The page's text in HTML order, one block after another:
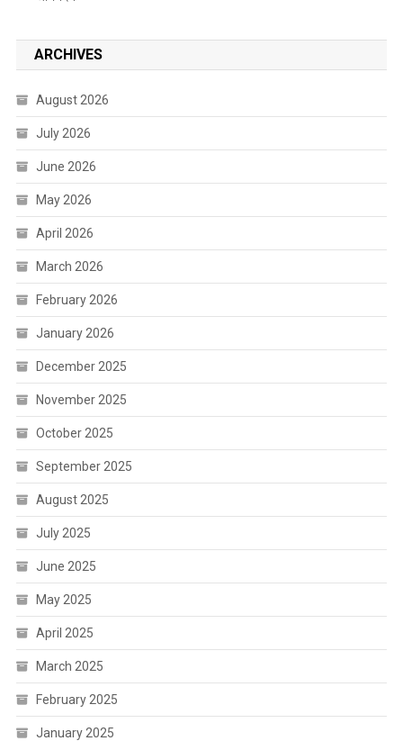
ARCHIVES
August 2026
July 2026
June 2026
May 2026
April 2026
March 2026
February 2026
January 2026
December 2025
November 2025
October 2025
September 2025
August 2025
July 2025
June 2025
May 2025
April 2025
March 2025
February 2025
January 2025